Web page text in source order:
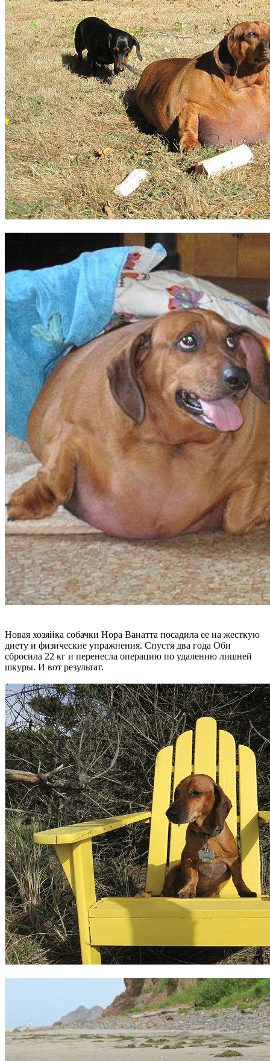
Новая хозяйка собачки Нора Ванатта посадила ее на жесткую
диету и физические упражнения. Спустя два года Оби
сбросила 22 кг и перенесла операцию по удалению лишней
шкуры. И вот результат.